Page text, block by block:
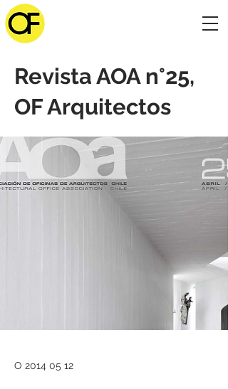
O 2014 05 12
Revista AOA n°25,
OF Arquitectos